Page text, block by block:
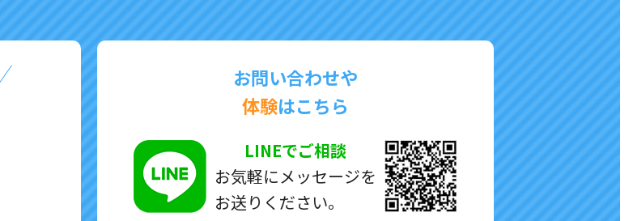
お問い合わせや
体験はこちら
LINEでご相談
お気軽にメッセージを
お送りください。